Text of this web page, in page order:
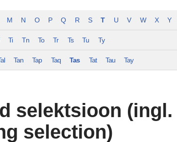
M N O P Q R S T U V W X Y
Ti Tn To Tr Ts Tu Ty
Tan Tap Taq Tas Tat Tau Tay
selektsioon (ingl.
selection)